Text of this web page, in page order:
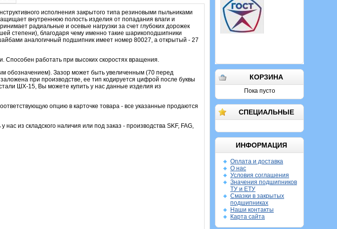
КОРЗИНА
Пока пусто
СПЕЦИАЛЬНЫЕ
ИНФОРМАЦИЯ
Оплата и доставка
О нас
Условия соглашения
Значения подшипников
ТУ и ЕТУ
Смазки в закрытых
подшипниках
Наши контакты
Карта сайта
исполнения закрытого типа резиновыми пыльниками
внутреннюю полость изделия от попадания влаги и
радиальные и осевые нагрузки за счет глубоких дорожек
степени), благодаря чему именно такие шарикоподшипники
аналогичный подшипник имеет номер 80027, а открытый - 27
Способен работать при высоких скоростях вращения.
обозначением). Зазор может быть увеличенным (70 перед
при производстве, ее тип кодируется цифрой после буквы
ШХ-15, Вы можете купить у нас данные изделия из
опцию в карточке товара - все указанные продаются
нас из складского наличия или под заказ - производства SKF, FAG,